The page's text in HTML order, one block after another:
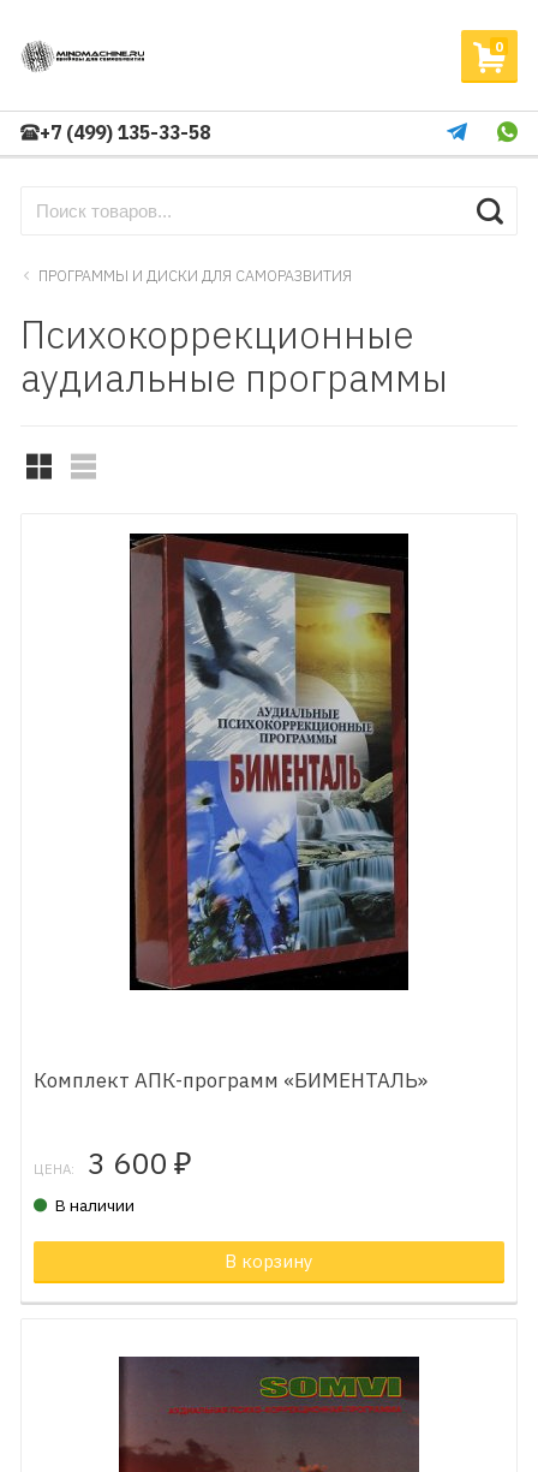
0
+7 (499) 135-33-58
ПРОГРАММЫ И ДИСКИ ДЛЯ САМОРАЗВИТИЯ
Психокоррекционные
аудиальные программы
Комплект АПК-программ «БИМЕНТАЛЬ»
ЦЕНА: 3 600 ₽
В наличии
В корзину